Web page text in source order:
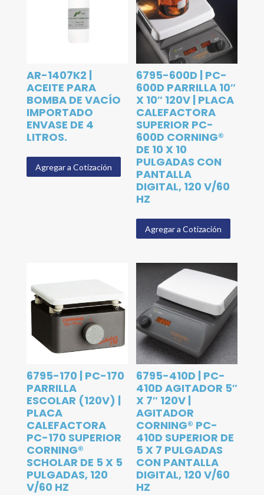
AR-1407K2 |
ACEITE PARA
BOMBA DE VACÍO
IMPORTADO
ENVASE DE 4
LITROS.
Agregar a Cotización
6795-600D | PC-
600D PARRILLA 10″
X 10″ 120V | PLACA
CALEFACTORA
SUPERIOR PC-
600D CORNING®
DE 10 X 10
PULGADAS CON
PANTALLA
DIGITAL, 120 V/60
HZ
Agregar a Cotización
6795-170 | PC-170
PARRILLA
ESCOLAR (120V) |
PLACA
CALEFACTORA
PC-170 SUPERIOR
CORNING®
SCHOLAR DE 5 X 5
PULGADAS, 120
V/60 HZ
6795-410D | PC-
410D AGITADOR 5″
X 7″ 120V |
AGITADOR
CORNING® PC-
410D SUPERIOR DE
5 X 7 PULGADAS
CON PANTALLA
DIGITAL, 120 V/60
HZ